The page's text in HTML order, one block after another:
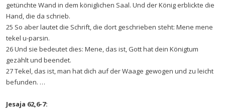
getünchte Wand in dem königlichen Saal. Und der König erblickte die
Hand, die da schrieb.
25 So aber lautet die Schrift, die dort geschrieben steht: Mene mene
tekel u-parsin.
26 Und sie bedeutet dies: Mene, das ist, Gott hat dein Königtum
gezählt und beendet.
27 Tekel, das ist, man hat dich auf der Waage gewogen und zu leicht
befunden. …
Jesaja 62,6-7: